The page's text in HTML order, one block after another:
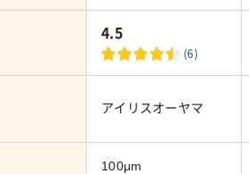
4.5
(6)
アイリスオーヤマ
100μm